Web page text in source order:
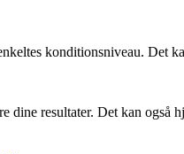
konditionsniveau. Det
resultater. Det kan også